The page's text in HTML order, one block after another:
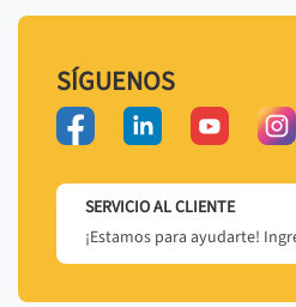
SÍGUENOS
SERVICIO AL CLIENTE
¡Estamos para ayudarte!